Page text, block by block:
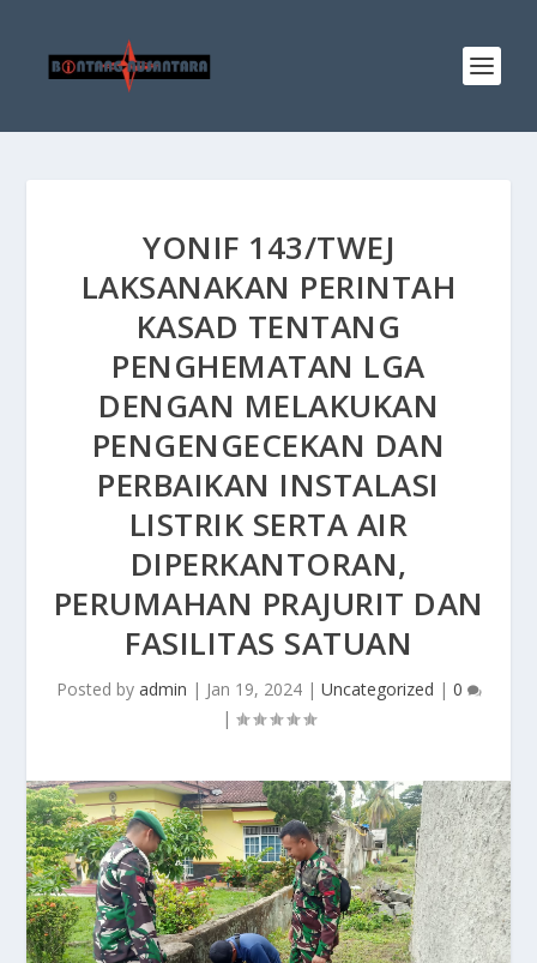
YONIF 143/TWEJ
LAKSANAKAN PERINTAH
KASAD TENTANG
PENGHEMATAN LGA
DENGAN MELAKUKAN
PENGENGECEKAN DAN
PERBAIKAN INSTALASI
LISTRIK SERTA AIR
DIPERKANTORAN,
PERUMAHAN PRAJURIT DAN
FASILITAS SATUAN
Posted by admin | Jan 19, 2024| Uncategorized | 0
|